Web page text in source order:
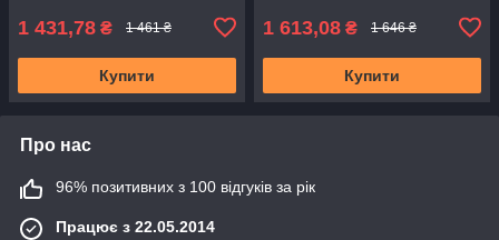
1 431,78 ₴ 1 461 ₴
Купити
1 613,08 ₴ 1 646 ₴
Купити
Про нас
96% позитивних з 100 відгуків за рік
Працює з 22.05.2014